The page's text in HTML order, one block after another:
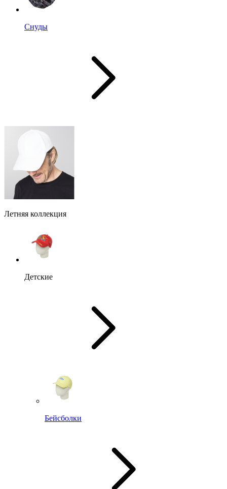
Снуды
Летняя коллекция
Детские
Бейсболки